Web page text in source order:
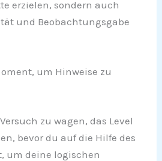
erzielen, sondern auch
und Beobachtungsgabe
um Hinweise zu
zu wagen, das Level
bevor du auf die Hilfe des
um deine logischen